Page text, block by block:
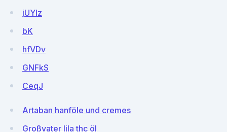
jUYIz
bK
hfVDv
GNFkS
CeqJ
Artaban hanföle und cremes
Großvater lila thc öl